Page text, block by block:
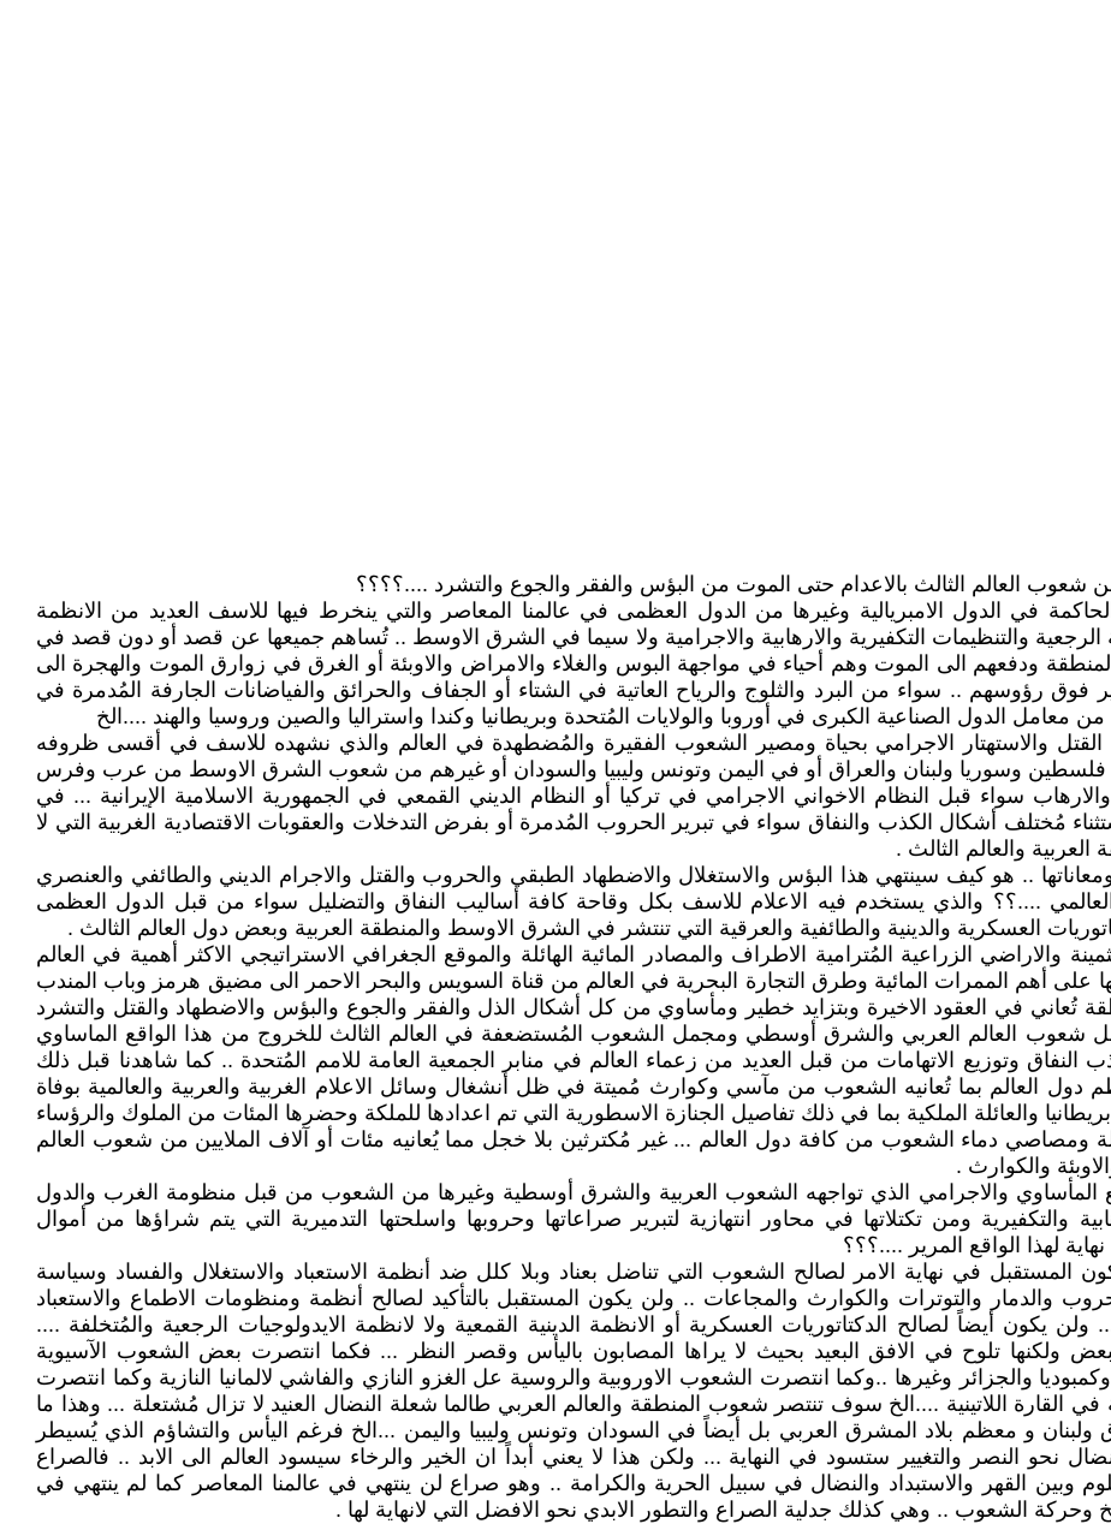
العالم الثالث بالاعدام حتى الموت من البؤس والفقر والجوع والتشرد ....؟؟؟؟
الحاكمة في الدول الامبريالية وغيرها من الدول العظمى في عالمنا المعاصر والتي ينخرط فيها للاسف العديد من الانظمة
الرجعية والتنظيمات التكفيرية والارهابية والاجرامية ولا سيما في الشرق الاوسط .. تُساهم جميعها عن قصد أو دون قصد في
ودفعهم الى الموت وهم أحياء في مواجهة البوس والغلاء والامراض والاوبئة أو الغرق في زوارق الموت والهجرة الى
فوق رؤوسهم .. سواء من البرد والثلوج والرياح العاتية في الشتاء أو الجفاف والحرائق والفياضانات الجارفة المُدمرة في
من معامل الدول الصناعية الكبرى في أوروبا والولايات المُتحدة وبريطانيا وكندا واستراليا والصين وروسيا والهند ....الخ
والاستهتار الاجرامي بحياة ومصير الشعوب الفقيرة والمُضطهدة في العالم والذي نشهده للاسف في أقسى ظروفه
فلسطين وسوريا ولبنان والعراق أو في اليمن وتونس وليبيا والسودان أو غيرهم من شعوب الشرق الاوسط من عرب وفرس
سواء قبل النظام الاخواني الاجرامي في تركيا أو النظام الديني القمعي في الجمهورية الاسلامية الإيرانية ... في
مُختلف أشكال الكذب والنفاق سواء في تبرير الحروب المُدمرة أو بفرض التدخلات والعقوبات الاقتصادية الغربية التي لا
والعالم الثالث .
.. هو كيف سينتهي هذا البؤس والاستغلال والاضطهاد الطبقي والحروب والقتل والاجرام الديني والطائفي والعنصري
....؟؟ والذي يستخدم فيه الاعلام للاسف بكل وقاحة كافة أساليب النفاق والتضليل سواء من قبل الدول العظمى
العسكرية والدينية والطائفية والعرقية التي تنتشر في الشرق الاوسط والمنطقة العربية وبعض دول العالم الثالث .
والاراضي الزراعية المُترامية الاطراف والمصادر المائية الهائلة والموقع الجغرافي الاستراتيجي الاكثر أهمية في العالم
على أهم الممرات المائية وطرق التجارة البحرية في العالم من قناة السويس والبحر الاحمر الى مضيق هرمز وباب المندب
في العقود الاخيرة وبتزايد خطير ومأساوي من كل أشكال الذل والفقر والجوع والبؤس والاضطهاد والقتل والتشرد
تُناضل شعوب العالم العربي والشرق أوسطي ومجمل الشعوب المُستضعفة في العالم الثالث للخروج من هذا الواقع الماساوي
وتوزيع الاتهامات من قبل العديد من زعماء العالم في منابر الجمعية العامة للامم المُتحدة .. كما شاهدنا قبل ذلك
العالم بما تُعانيه الشعوب من مآسي وكوارث مُميتة في ظل أنشغال وسائل الاعلام الغربية والعربية والعالمية بوفاة
والعائلة الملكية بما في ذلك تفاصيل الجنازة الاسطورية التي تم اعدادها للملكة وحضرها المئات من الملوك والرؤساء
ومصاصي دماء الشعوب من كافة دول العالم ... غير مُكترثين بلا خجل مما يُعانيه مئات أو آلاف الملايين من شعوب العالم
والكوارث .
المأساوي والاجرامي الذي تواجهه الشعوب العربية والشرق أوسطية وغيرها من الشعوب من قبل منظومة الغرب والدول
والتكفيرية ومن تكتلاتها في محاور انتهازية لتبرير صراعاتها وحروبها واسلحتها التدميرية التي يتم شراؤها من أموال
لهذا الواقع المرير ....؟؟؟
في نهاية الامر لصالح الشعوب التي تناضل بعناد وبلا كلل ضد أنظمة الاستعباد والاستغلال والفساد وسياسة
والدمار والتوترات والكوارث والمجاعات .. ولن يكون المستقبل بالتأكيد لصالح أنظمة ومنظومات الاطماع والاستعباد
أيضاً لصالح الدكتاتوريات العسكرية أو الانظمة الدينية القمعية ولا لانظمة الايدولوجيات الرجعية والمُتخلفة ....
ولكنها تلوح في الافق البعيد بحيث لا يراها المصابون باليأس وقصر النظر ... فكما انتصرت بعض الشعوب الآسيوية
والجزائر وغيرها ..وكما انتصرت الشعوب الاوروبية والروسية عل الغزو النازي والفاشي لالمانيا النازية وكما انتصرت
في القارة اللاتينية ....الخ سوف تنتصر شعوب المنطقة والعالم العربي طالما شعلة النضال العنيد لا تزال مُشتعلة ... وهذا ما
و معظم بلاد المشرق العربي بل أيضاً في السودان وتونس وليبيا واليمن ...الخ فرغم اليأس والتشاؤم الذي يُسيطر
نحو النصر والتغيير ستسود في النهاية ... ولكن هذا لا يعني أبداً ان الخير والرخاء سيسود العالم الى الابد .. فالصراع
وبين القهر والاستبداد والنضال في سبيل الحرية والكرامة .. وهو صراع لن ينتهي في عالمنا المعاصر كما لم ينتهي في
الشعوب .. وهي كذلك جدلية الصراع والتطور الابدي نحو الافضل التي لانهاية لها .